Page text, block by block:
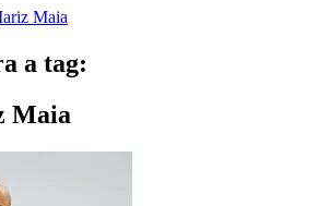
Maia
a tag:
Maia